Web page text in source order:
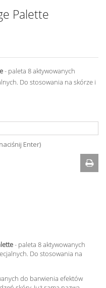
Palette
- paleta 8 aktywowanych
Do stosowania na skórze i
Enter)
- paleta 8 aktywowanych
Do stosowania na
do barwienia efektów